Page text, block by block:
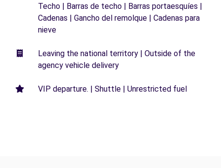
Techo | Barras de techo | Barras portaesquíes |
Cadenas | Gancho del remolque | Cadenas para
nieve
Leaving the national territory | Outside of the
agency vehicle delivery
VIP departure. | Shuttle | Unrestricted fuel